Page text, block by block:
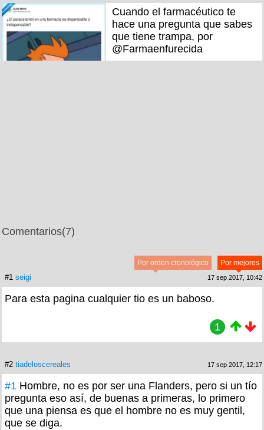
Cuando el farmacéutico te
hace una pregunta que sabes
que tiene trampa, por
@Farmaenfurecida
Comentarios(7)
Por mejores
Por orden cronológico
#1 seigi 17 sep 2017, 10:42
Para esta pagina cualquier tio es un baboso.
1
#2 tiadeloscereales 17 sep 2017, 12:17
#1 Hombre, no es por ser una Flanders, pero si un tío
pregunta eso así, de buenas a primeras, lo primero
que una piensa es que el hombre no es muy gentil,
que se diga.